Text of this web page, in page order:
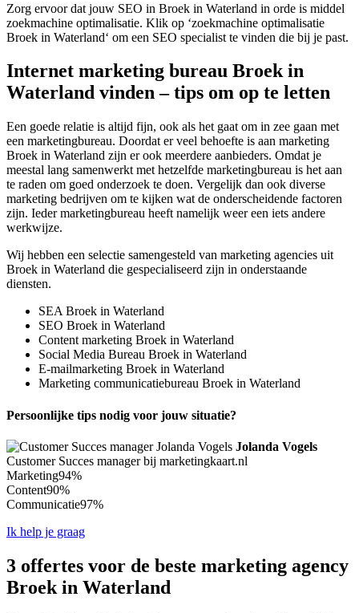
Zorg ervoor dat jouw SEO in Broek in Waterland in orde is middel
zoekmachine optimalisatie. Klik op ‘zoekmachine optimalisatie
Broek in Waterland‘ om een SEO specialist te vinden die bij je past.
Internet marketing bureau Broek in
Waterland vinden – tips om op te letten
Een goede relatie is altijd fijn, ook als het gaat om in zee gaan met
een marketingbureau. Doordat er veel behoefte is aan marketing
Broek in Waterland zijn er ook meerdere aanbieders. Omdat je
meestal lang samenwerkt met hetzelfde marketingbureau is het aan
te raden om goed onderzoek te doen. Vergelijk dan ook diverse
marketing bedrijven om te kijken wat de onderscheidende factoren
zijn. Ieder marketingbureau heeft namelijk weer een iets andere
werkwijze.
Wij hebben een selectie samengesteld van marketing agencies uit
Broek in Waterland die gespecialiseerd zijn in onderstaande
diensten.
SEA Broek in Waterland
SEO Broek in Waterland
Content marketing Broek in Waterland
Social Media Bureau Broek in Waterland
E-mailmarketing Broek in Waterland
Marketing communicatiebureau Broek in Waterland
Persoonlijke tips nodig voor jouw situatie?
Jolanda Vogels
Customer Succes manager bij marketingkaart.nl
Marketing94%
Content90%
Communicatie97%
Ik help je graag
3 offertes voor de beste marketing agency
Broek in Waterland